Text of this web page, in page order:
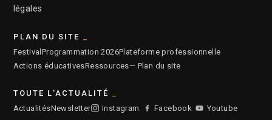
légales
PLAN DU SITE
Festival Programmation 2026Plateforme professionnelle
Actions éducativesRessources— Plan du site
TOUTE L'ACTUALITÉ
ActualitésNewsletter Instagram Facebook Youtube